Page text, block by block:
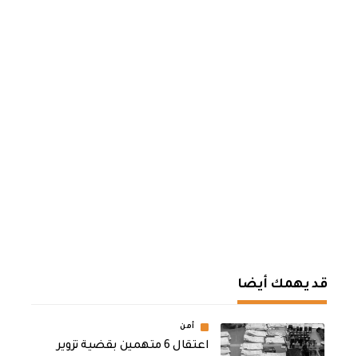
قد يهمك أيضا
أمن
اعتقال 6 متهمين بقضية تزوير